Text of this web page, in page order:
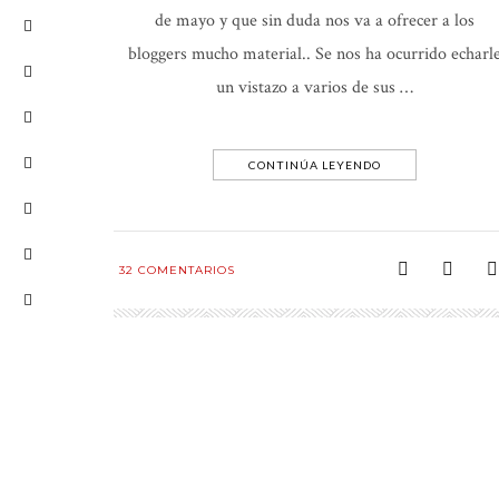
de mayo y que sin duda nos va a ofrecer a los
bloggers mucho material.. Se nos ha ocurrido
un vistazo a varios de sus …
CONTINÚA LEYENDO
32 COMENTARIOS